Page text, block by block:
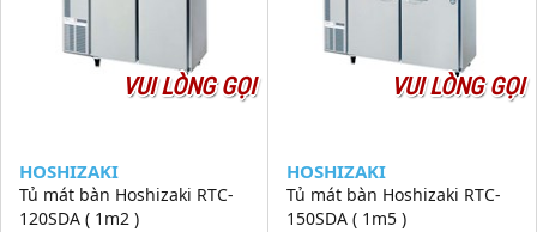
VUI LÒNG GỌI
HOSHIZAKI
Tủ mát bàn Hoshizaki RTC-
120SDA ( 1m2 )
VUI LÒNG GỌI
HOSHIZAKI
Tủ mát bàn Hoshizaki RTC-
150SDA ( 1m5 )